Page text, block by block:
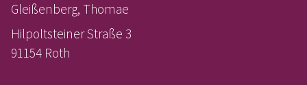
Gleißenberg, Thomae
Hilpoltsteiner Straße 3
91154 Roth